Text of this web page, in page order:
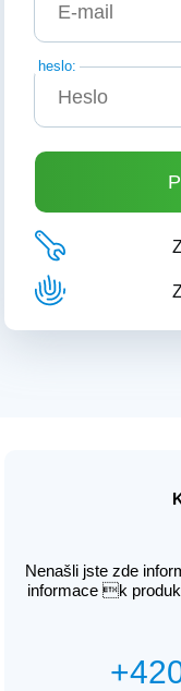
heslo:
Nenašli jste zde
informace k